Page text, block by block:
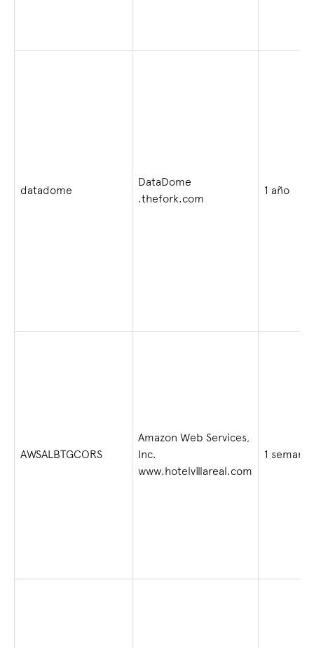
datadome
DataDome
.thefork.com
1 año
AWSALBTGCORS
Amazon Web Services,
Inc.
www.hotelvillareal.com
1 semana